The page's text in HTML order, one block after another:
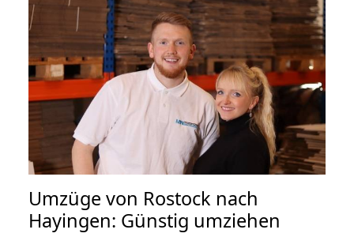
Umzüge von Rostock nach
Hayingen: Günstig umziehen